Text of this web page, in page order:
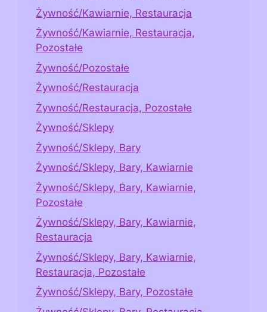
Żywność/Kawiarnie, Restauracja
Żywność/Kawiarnie, Restauracja,
Pozostałe
Żywność/Pozostałe
Żywność/Restauracja
Żywność/Restauracja, Pozostałe
Żywność/Sklepy
Żywność/Sklepy, Bary
Żywność/Sklepy, Bary, Kawiarnie
Żywność/Sklepy, Bary, Kawiarnie,
Pozostałe
Żywność/Sklepy, Bary, Kawiarnie,
Restauracja
Żywność/Sklepy, Bary, Kawiarnie,
Restauracja, Pozostałe
Żywność/Sklepy, Bary, Pozostałe